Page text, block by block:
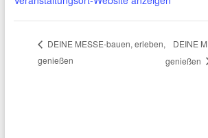
DEINE MESSE-bauen, erleben,
genießen
DEINE
genießen